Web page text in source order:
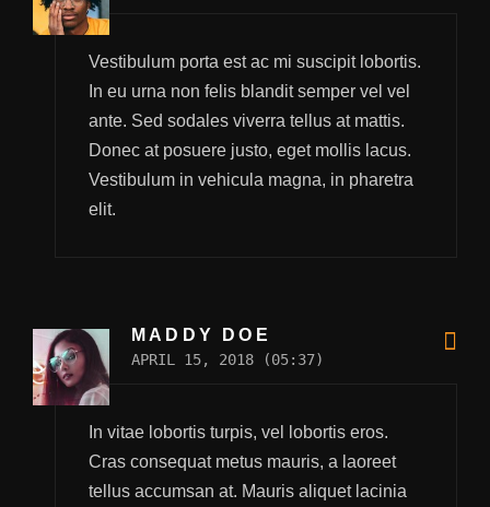
Vestibulum porta est ac mi suscipit lobortis.
In eu urna non felis blandit semper vel vel
ante. Sed sodales viverra tellus at mattis.
Donec at posuere justo, eget mollis lacus.
Vestibulum in vehicula magna, in pharetra
elit.
MADDY DOE
APRIL 15, 2018 (05:37)
In vitae lobortis turpis, vel lobortis eros.
Cras consequat metus mauris, a laoreet
tellus accumsan at. Mauris aliquet lacinia